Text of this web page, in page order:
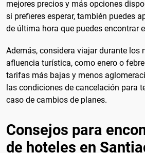
mejores precios y más opciones
si prefieres esperar, también puedes
de última hora que puedes encontrar
Además, considera viajar durante los
afluencia turística, como enero o
tarifas más bajas y menos
las condiciones de cancelación para
caso de cambios de planes.
Consejos para
de hoteles en